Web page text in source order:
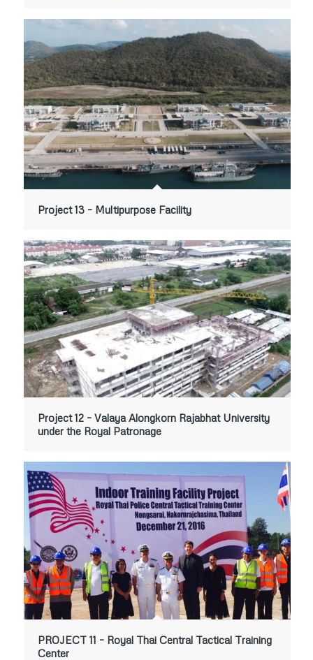
Project 13 – Multipurpose Facility
Project 12 – Valaya Alongkorn Rajabhat University
under the Royal Patronage
PROJECT 11 – Royal Thai Central Tactical Training
Center